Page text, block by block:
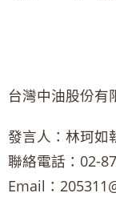
台灣中油股份有
發言人：林珂如
聯絡電話：02-
Email：